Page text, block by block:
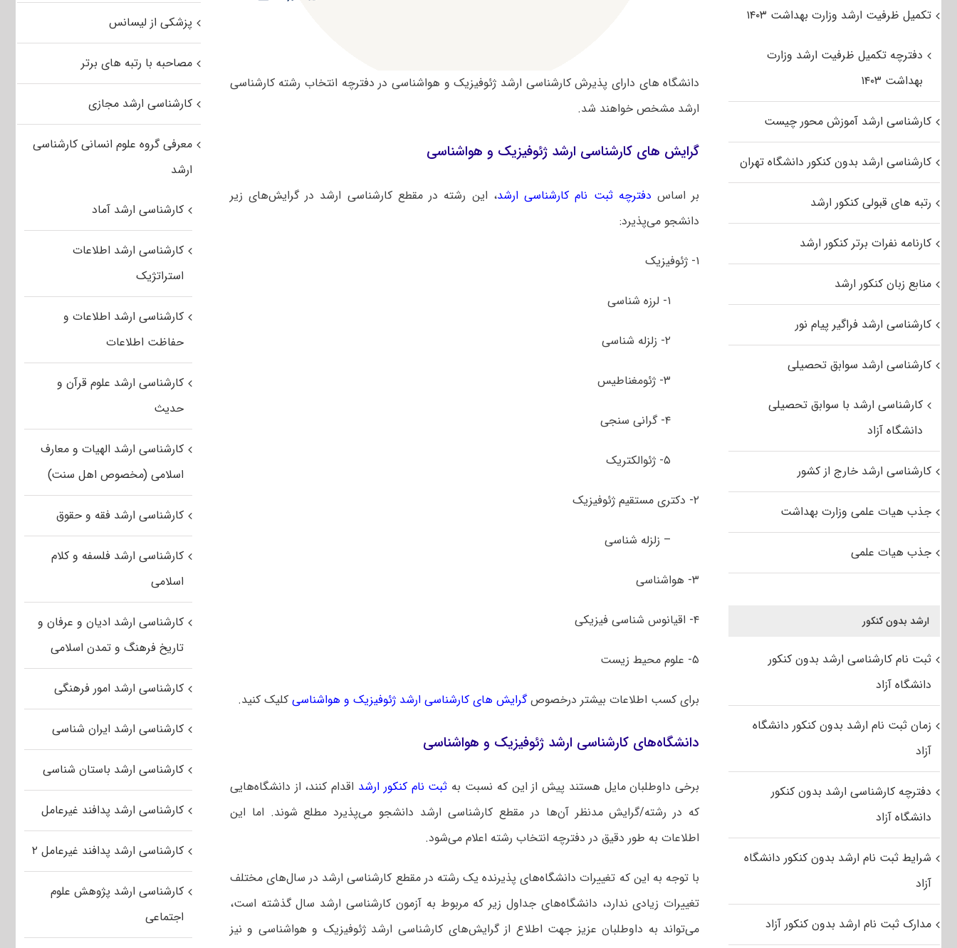
دانشگاه های دارای پذیرش کارشناسی ارشد ژئوفیزیک و هواشناسی در دفترچه انتخاب رشته کارشناسی
ارشد مشخص خواهند شد.
گرایش های کارشناسی ارشد ژئوفیزیک و هواشناسی
بر اساس دفترچه ثبت نام کارشناسی ارشد، این رشته در مقطع کارشناسی ارشد در گرایش‌های زیر
دانشجو می‌پذیرد:
۱- ژئوفیزیک
۱- لرزه شناسی
۲- زلزله شناسی
۳- ژئومغناطیس
۴- گرانی­ سنجی
۵- ژئوالکتریک
۲- دکتری مستقیم ژئوفیزیک
– زلزله شناسی
۳- هواشناسی
۴- اقیانوس شناسی فیزیکی
۵- علوم محیط زیست
برای کسب اطلاعات بیشتر درخصوصگرایش های کارشناسی ارشد ژئوفیزیک و هواشناسیکلیک کنید.
دانشگاه‌های کارشناسی ارشد ژئوفیزیک و هواشناسی
برخی داوطلبان مایل هستند پیش از این که نسبت به ثبت نام کنکور ارشد اقدام کنند، از دانشگاه‌هایی
که در رشته/گرایش مدنظر آن‌ها در مقطع کارشناسی ارشد دانشجو می‌پذیرد مطلع شوند. اما این
اطلاعات به طور دقیق در دفترچه انتخاب رشته اعلام می‌شود.
با توجه به این که تغییرات دانشگاه‌های پذیرنده یک رشته در مقطع کارشناسی ارشد در سال‌های مختلف
تغییرات زیادی ندارد، دانشگاه‌های جداول زیر که مربوط به آزمون کارشناسی ارشد سال گذشته است،
می‌تواند به داوطلبان عزیز جهت اطلاع از گرایش‌های کارشناسی ارشد ژئوفیزیک و هواشناسی و نیز
پزشکی از لیسانس
مصاحبه با رتبه های برتر
کارشناسی ارشد مجازی
معرفی گروه علوم انسانی کارشناسی
ارشد
کارشناسی ارشد آماد
کارشناسی ارشد اطلاعات
استراتژیک
کارشناسی ارشد اطلاعات و
حفاظت اطلاعات
کارشناسی ارشد علوم قرآن و
حدیث
کارشناسی ارشد الهیات و معارف
اسلامی (مخصوص اهل سنت)
کارشناسی ارشد فقه و حقوق
کارشناسی ارشد فلسفه و کلام
اسلامی
کارشناسی ارشد ادیان و عرفان و
تاریخ فرهنگ و تمدن اسلامی
کارشناسی ارشد امور فرهنگی
کارشناسی ارشد ایران شناسی
کارشناسی ارشد باستان شناسی
کارشناسی ارشد پدافند غیرعامل
کارشناسی ارشد پدافند غیرعامل ۲
کارشناسی ارشد پژوهش علوم
اجتماعی
تکمیل ظرفیت ارشد وزارت بهداشت ۱۴۰۳
دفترچه تکمیل ظرفیت ارشد وزارت
بهداشت ۱۴۰۳
کارشناسی ارشد آموزش محور چیست
کارشناسی ارشد بدون کنکور دانشگاه تهران
رتبه های قبولی کنکور ارشد
کارنامه نفرات برتر کنکور ارشد
منابع زبان کنکور ارشد
کارشناسی ارشد فراگیر پیام نور
کارشناسی ارشد سوابق تحصیلی
کارشناسی ارشد با سوابق تحصیلی
دانشگاه آزاد
کارشناسی ارشد خارج از کشور
جذب هیات علمی وزارت بهداشت
جذب هیات علمی
ارشد بدون کنکور
ثبت نام کارشناسی ارشد بدون کنکور
دانشگاه آزاد
زمان ثبت نام ارشد بدون کنکور دانشگاه
آزاد
دفترچه کارشناسی ارشد بدون کنکور
دانشگاه آزاد
شرایط ثبت نام ارشد بدون کنکور دانشگاه
آزاد
مدارک ثبت نام ارشد بدون کنکور آزاد